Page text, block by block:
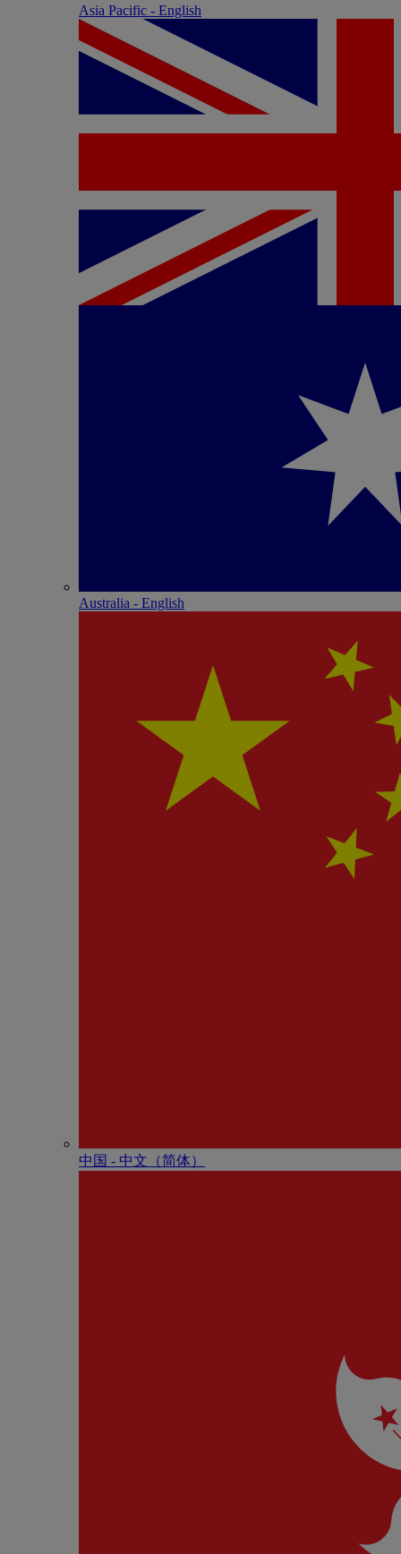
Asia Pacific - English
Australia - English
中国 - 中⽂（简体）